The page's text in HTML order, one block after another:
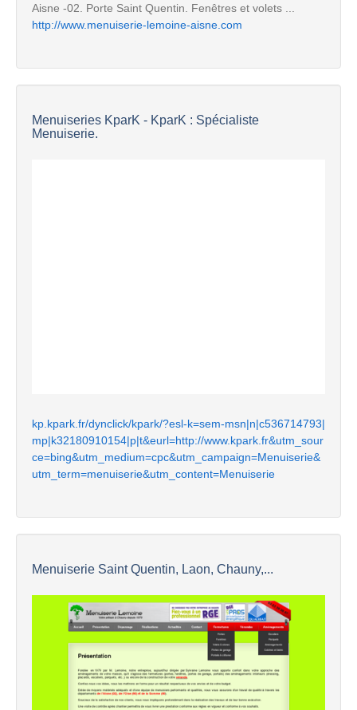
Aisne -02. Porte Saint Quentin. Fenêtres et volets ...
http://www.menuiserie-lemoine-aisne.com
Menuiseries KparK - KparK : Spécialiste
Menuiserie.
kp.kpark.fr/dynclick/kpark/?esl-k=sem-msn|n|c536714793|
mp|k32180910154|p|t&eurl=http://www.kpark.fr&utm_sour
ce=bing&utm_medium=cpc&utm_campaign=Menuiserie&
utm_term=menuiserie&utm_content=Menuiserie
Menuiserie Saint Quentin, Laon, Chauny,...